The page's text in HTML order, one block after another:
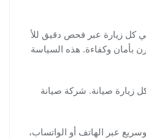
كل زيارة عبر فحص دقيق للأ
بأمان وكفاءة. هذه السياسة
زيارة صيانة. شركة صيانة
عبر الهاتف أو الواتساب،